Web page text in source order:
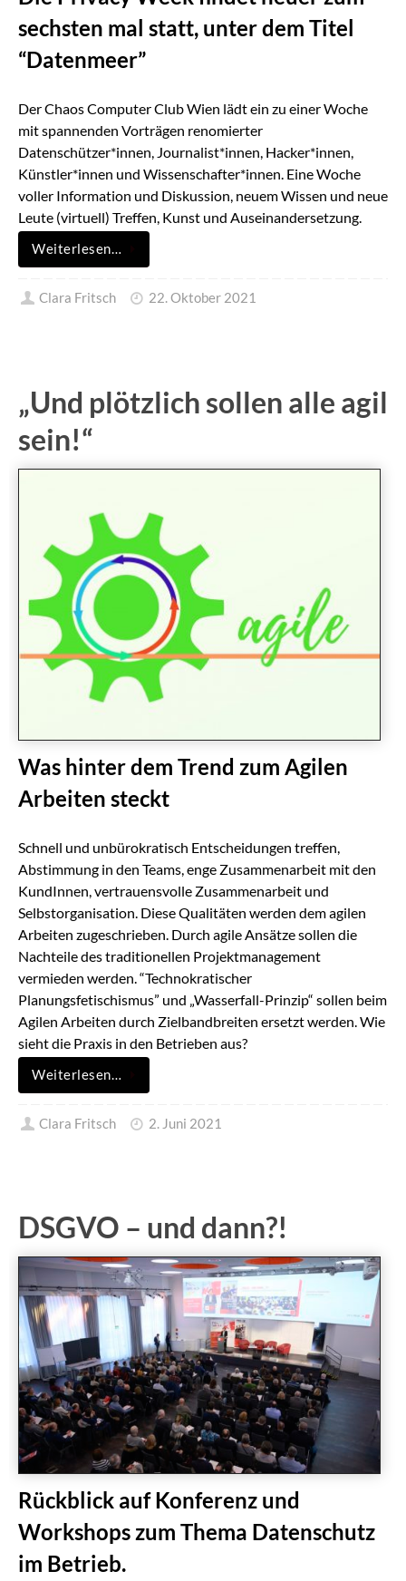
sechsten mal statt, unter dem Titel
“Datenmeer”
Der Chaos Computer Club Wien lädt ein zu einer Woche
mit spannenden Vorträgen renomierter
Datenschützer*innen, Journalist*innen, Hacker*innen,
Künstler*innen und Wissenschafter*innen. Eine Woche
voller Information und Diskussion, neuem Wissen und neue
Leute (virtuell) Treffen, Kunst und Auseinandersetzung.
Weiterlesen…
Clara Fritsch 22. Oktober 2021
„Und plötzlich sollen alle agil
sein!“
Was hinter dem Trend zum Agilen
Arbeiten steckt
Schnell und unbürokratisch Entscheidungen treffen,
Abstimmung in den Teams, enge Zusammenarbeit mit den
KundInnen, vertrauensvolle Zusammenarbeit und
Selbstorganisation. Diese Qualitäten werden dem agilen
Arbeiten zugeschrieben. Durch agile Ansätze sollen die
Nachteile des traditionellen Projektmanagement
vermieden werden. “Technokratischer
Planungsfetischismus” und „Wasserfall-Prinzip“ sollen beim
Agilen Arbeiten durch Zielbandbreiten ersetzt werden. Wie
sieht die Praxis in den Betrieben aus?
Weiterlesen…
Clara Fritsch 2. Juni 2021
DSGVO – und dann?!
Rückblick auf Konferenz und
Workshops zum Thema Datenschutz
im Betrieb.